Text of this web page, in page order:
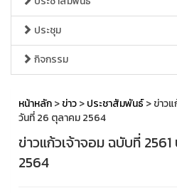
ประชุม
กิจกรรม
หน้าหลัก>ข่าว>ประชาสัมพันธ์> ข่าวแ
วันที่ 26 ตุลาคม 2564
ข่าวแก้วเจ้าจอม ฉบับที่
2564